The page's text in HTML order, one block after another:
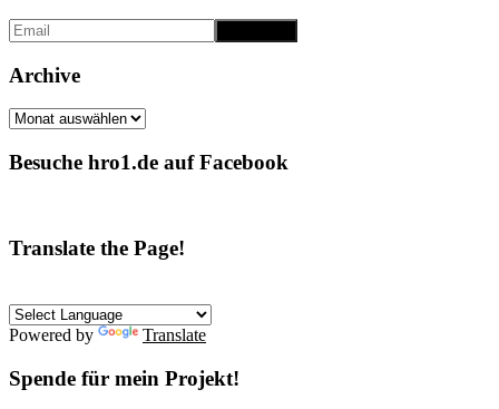
Archive
Archive
Besuche hro1.de auf Facebook
Translate the Page!
Powered by Translate
Spende für mein Projekt!